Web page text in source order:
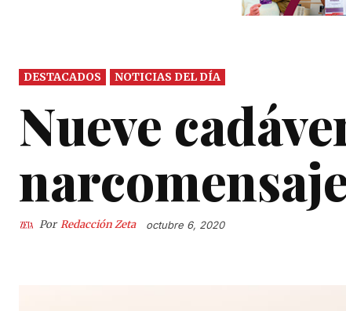
DESTACADOS NOTICIAS DEL DÍA
Nueve
Por Redacción Zeta octubre 6, 2020